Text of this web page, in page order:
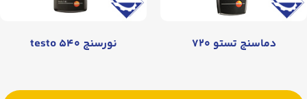
دماسنج تستو ۷۲۰ نورسنج testo ۵۴۰